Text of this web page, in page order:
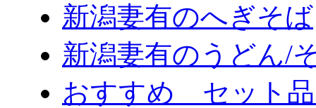
新潟妻有のへぎそば
新潟妻有のうどん/
おすすめ セット